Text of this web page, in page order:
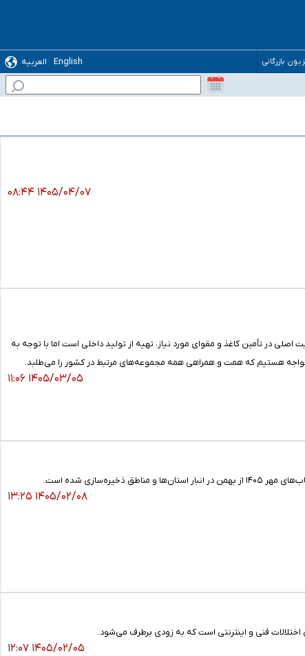
بازرگانی English
العربیه
۱۴۰۵/۰۴/۰۷ ۰۸:۴۴
در تأمین کاغذ و مقوای مورد نیاز، تهیه از تولید داخلی است اما با توجه به
مواجه هستیم که همت و همراهی همه مجموعه‌های مرتبط در کشور را می‌طلبد.
۱۴۰۵/۰۳/۰۵ ۱۱:۰۶
شده است.
۱۴۰۵/۰۲/۰۸ ۱۳:۲۵
فنی و اینترنتی است که به زودی برطرف می‌شود.
۱۴۰۵/۰۲/۰۵ ۱۲:۰۷